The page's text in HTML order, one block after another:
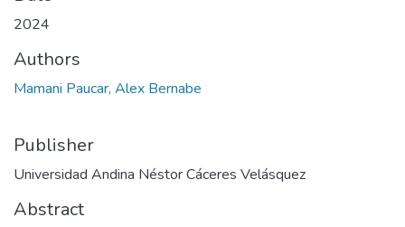
2024
Authors
Mamani Paucar, Alex Bernabe
Publisher
Universidad Andina Néstor Cáceres Velásquez
Abstract